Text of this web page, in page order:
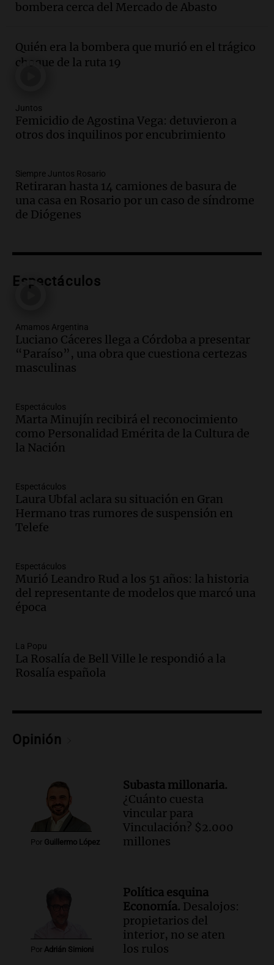
Gato Greco
Episodios
Audio.Recomendaciones de vino
Episodios
Audio.Mañana inicia la gran exposición
Panorama Federal
Episodios
Audio.Villa María presenta nuevos
edificios y una casa del estudiante para
Audio.Preparativos finales para la gran
Panorama Federal
Episodios
Audio. Denuncias por represión en el
Congreso y evacuación por derrame de
Episodios
Audio.Río Gallegos reporta frío extremo
y llega avión para escuelas de la décima
brigada aérea
Episodios
Audio.La justicia reconoce al COVID
como enfermedad laboral tras la muerte
de un docente
Audio.Aumento de tarifas de luz en San
Luis a partir de agosto por nueva
regulación de la energía
Audio.
la población del país fue a templos a
buscar ayuda el último año”
sobre la muerte del kitesurfista en
Audio.
José Roccuzzo, cortes de carne y
compras de Antonella: bromas en
Rosario.
Ahora país
compras de Antonella: bromas en
Rosario.
Viva la Radio Rosario
Audio.Luciano Cáceres llega a Córdoba a
presentar “Paraíso”, una obra que
bombera cerca del Mercado de Abasto
Quién era la bombera que murió en el trágico
choque de la ruta 19
Juntos
Femicidio de Agostina Vega: detuvieron a
otros dos inquilinos por encubrimiento
Siempre Juntos Rosario
Retiraran hasta 14 camiones de basura de
una casa en Rosario por un caso de síndrome
de Diógenes
Espectáculos
Amamos Argentina
Luciano Cáceres llega a Córdoba a presentar
“Paraíso”, una obra que cuestiona certezas
masculinas
Espectáculos
Marta Minujín recibirá el reconocimiento
como Personalidad Emérita de la Cultura de
la Nación
Espectáculos
Laura Ubfal aclara su situación en Gran
Hermano tras rumores de suspensión en
Telefe
Espectáculos
Murió Leandro Rud a los 51 años: la historia
del representante de modelos que marcó una
época
La Popu
La Rosalía de Bell Ville le respondió a la
Rosalía española
Opinión
Por Guillermo López
Subasta millonaria.
¿Cuánto cuesta
vincular para
Vinculación? $2.000
millones
Por Adrián Simioni
Política esquina
Economía. Desalojos:
propietarios del
interior, no se aten
los rulos